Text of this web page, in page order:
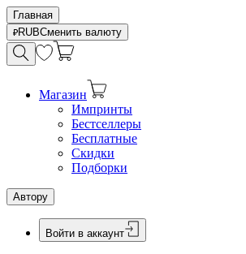
Главная
RUBСменить валюту
Магазин
Импринты
Бестселлеры
Бесплатные
Скидки
Подборки
Автору
Войти в аккаунт